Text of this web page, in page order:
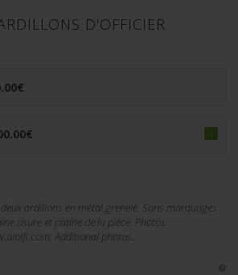
D'OFFICIER
€
€
ardillons en métal grenelé. Sans marquages
usure et patine de la pièce. Photos
Additional photos...